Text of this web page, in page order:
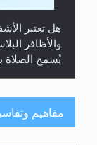
هل تعتبر
والأظافر
يُسمح الصلاة
مفاهيم